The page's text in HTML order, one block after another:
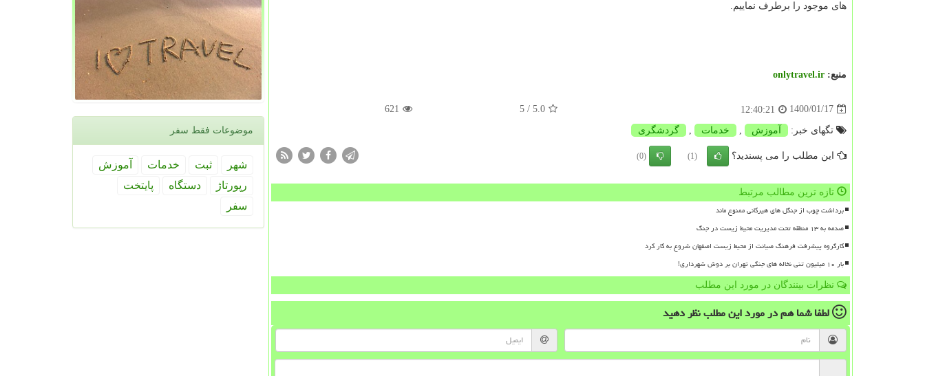
های موجود را برطرف نماییم.
منبع: onlytravel.ir
1400/01/17
12:40:21
5.0
/ 5
621
تگهای خبر: آموزش خدمات گردشگری
این مطلب را می پسندید؟ (1)
(0)
تازه ترین مطالب مرتبط
برداشت چوب از جنگل های هیرکانی ممنوع ماند
صدمه به ۱۳ منطقه تحت مدیریت محیط زیست در جنگ
کارگروه پیشرفت فرهنگ صیانت از محیط زیست اصفهان شروع به کار کرد
بار ۱۰ میلیون تنی نخاله های جنگی تهران بر دوش شهرداری!
نظرات بینندگان در مورد این مطلب
لطفا شما همدر مورد این مطلبنظر دهید
موضوعات فقط سفر
شهر ثبت خدمات
آموزش
رپورتاژ
دستگاه
پایتخت
سفر